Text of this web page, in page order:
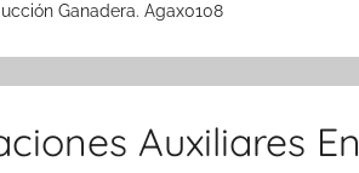
Ganadera. Agax0108
Auxiliares En